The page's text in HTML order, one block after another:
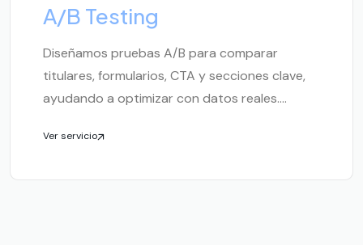
A/B Testing
Diseñamos pruebas A/B para comparar
titulares, formularios, CTA y secciones clave,
ayudando a optimizar con datos reales....
Ver servicio